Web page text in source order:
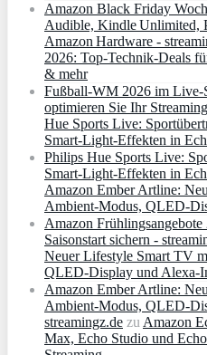
Amazon Black Friday
Audible, Kindle Unlimited,
Amazon Hardware -
2026: Top-Technik-Deals
& mehr
Fußball-WM 2026 im Live-
optimieren Sie Ihr
Hue Sports Live:
Smart‑Light‑Effekten in
Philips Hue Sports Live:
Smart‑Light‑Effekten in
Amazon Ember Artline:
Ambient‑Modus,
Amazon
Saisonstart sichern -
Neuer Lifestyle Smart TV
QLED‑Display und
Amazon Ember Artline:
Ambient‑Modus,
streamingz.de zu Amazon
Max, Echo Studio und